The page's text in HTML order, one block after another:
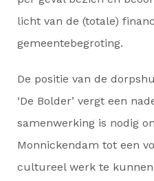
licht van de (totale)
gemeentebegroting.
De positie van de
‘De Bolder’ vergt een
samenwerking is nodig
Monnickendam tot een
cultureel werk te